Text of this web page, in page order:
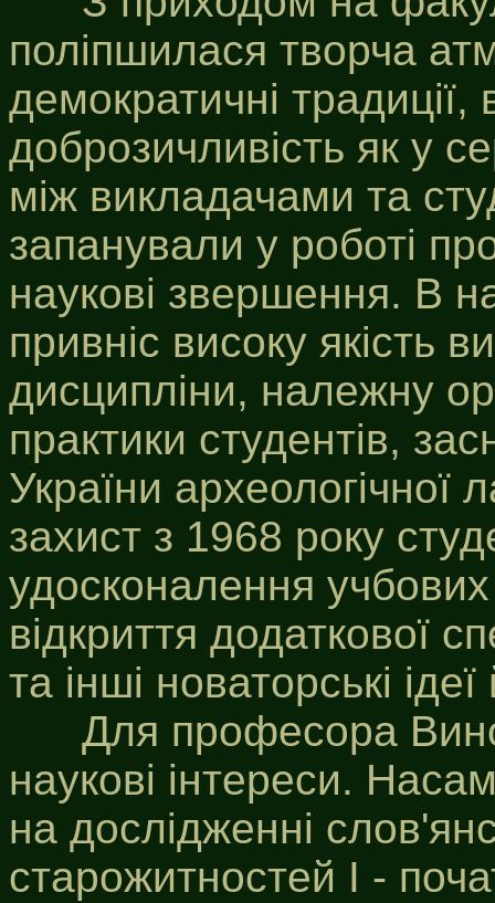
поліпшилася творча
демократичні традиції,
доброзичливість як у
між викладачами та
запанували у роботі
наукові звершення. В
привніс високу якість
дисципліни, належну
практики студентів,
України археологічної
захист з 1968 року
удосконалення
відкриття додаткової
та інші новаторські
Для професора
наукові інтереси.
на дослідженні
старожитностей І -